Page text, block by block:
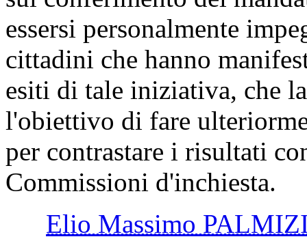
essersi personalmente
cittadini che hanno
esiti di tale iniziativa, che
l'obiettivo di fare
per contrastare i risultati
Commissioni d'inchiesta.
Elio Massimo